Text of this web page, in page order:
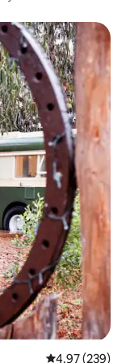
Calificación
4.97 (239)